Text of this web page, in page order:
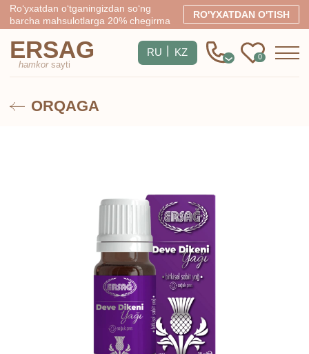
Ro‘yxatdan o‘tganingizdan so‘ng
barcha mahsulotlarga 20% chegirma
RO'YXATDAN O'TISH
0
ERSAG
hamkorsayti
ORQAGA